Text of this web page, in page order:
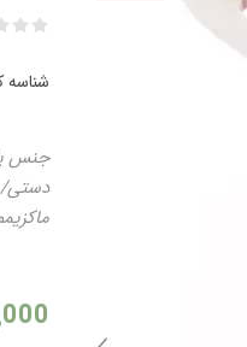
شناسه
ماکزیمم دمای اتوکشی: